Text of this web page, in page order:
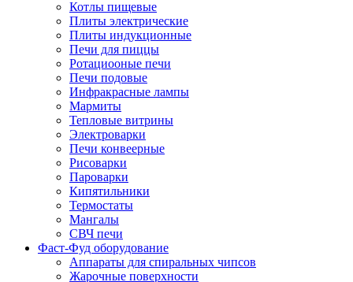
Котлы пищевые
Плиты электрические
Плиты индукционные
Печи для пиццы
Ротациооные печи
Печи подовые
Инфракрасные лампы
Мармиты
Тепловые витрины
Электроварки
Печи конвеерные
Рисоварки
Пароварки
Кипятильники
Термостаты
Мангалы
СВЧ печи
Фаст-Фуд оборудование
Аппараты для спиральных чипсов
Жарочные поверхности